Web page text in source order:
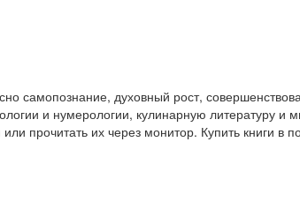
самопознание, духовный рост,
и нумерологии, кулинарную литературу
прочитать их через монитор. Купить книги